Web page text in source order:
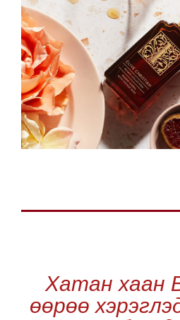
Хатан хаан
өөрөө